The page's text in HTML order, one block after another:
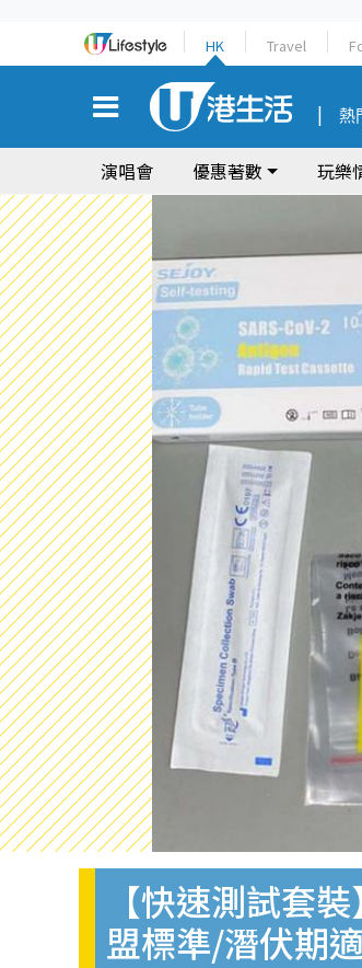
HK Travel
熱
演唱會 優惠著數 玩樂
【快速測試套
盟標準/潛伏期